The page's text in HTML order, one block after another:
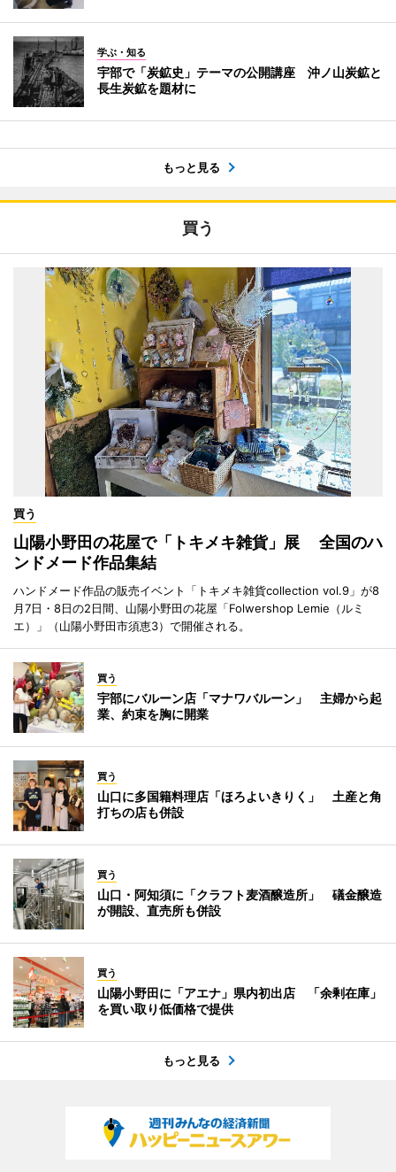
学ぶ・知る
宇部で「炭鉱史」テーマの公開講座 沖ノ山炭鉱と
長生炭鉱を題材に
もっと見る
買う
買う
山陽小野田の花屋で「トキメキ雑貨」展 全国のハ
ンドメード作品集結
ハンドメード作品の販売イベント「トキメキ雑貨collection vol.9」が8
月7日・8日の2日間、山陽小野田の花屋「Folwershop Lemie（ルミ
エ）」（山陽小野田市須恵3）で開催される。
買う
宇部にバルーン店「マナワバルーン」 主婦から起
業、約束を胸に開業
買う
山口に多国籍料理店「ほろよいきりく」 土産と角
打ちの店も併設
買う
山口・阿知須に「クラフト麦酒醸造所」 礒金醸造
が開設、直売所も併設
買う
山陽小野田に「アエナ」県内初出店 「余剰在庫」
を買い取り低価格で提供
もっと見る